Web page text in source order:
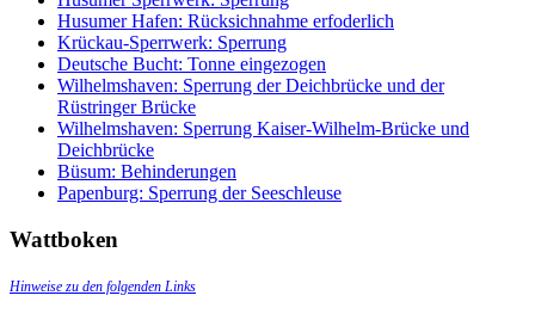
Husumer Hafen: Rücksichnahme erfoderlich
Krückau-Sperrwerk: Sperrung
Deutsche Bucht: Tonne eingezogen
Wilhelmshaven: Sperrung der Deichbrücke und der
Rüstringer Brücke
Wilhelmshaven: Sperrung Kaiser-Wilhelm-Brücke und
Deichbrücke
Büsum: Behinderungen
Papenburg: Sperrung der Seeschleuse
Wattboken
Hinweise zu den folgenden Links